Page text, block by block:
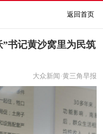
返回首页
书记黄沙窝里为民筑
大众新闻·黄三角早报